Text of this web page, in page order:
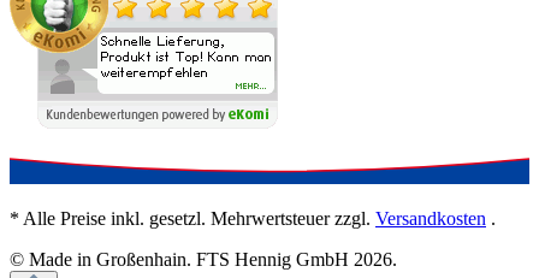
* Alle Preise inkl. gesetzl. Mehrwertsteuer zzgl. Versandkosten .
© Made in Großenhain. FTS Hennig GmbH 2026.